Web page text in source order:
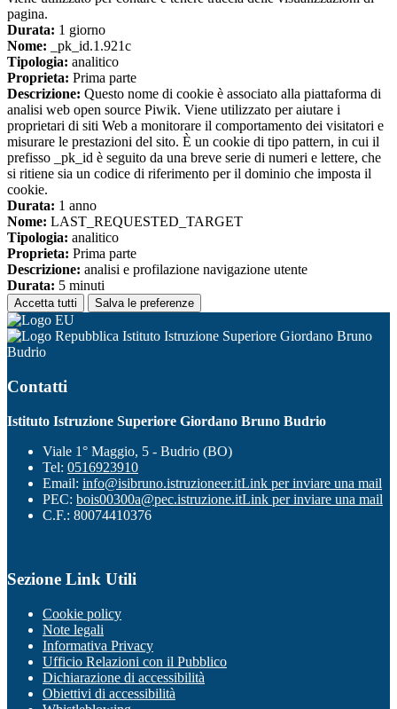
pagina.
Durata: 1 giorno
Nome: _pk_id.1.921c
Tipologia: analitico
Proprieta: Prima parte
Descrizione: Questo nome di cookie è associato alla piattaforma di
analisi web open source Piwik. Viene utilizzato per aiutare i
proprietari di siti Web a monitorare il comportamento dei visitatori e
misurare le prestazioni del sito. È un cookie di tipo pattern, in cui il
prefisso _pk_id è seguito da una breve serie di numeri e lettere, che
si ritiene sia un codice di riferimento per il dominio che imposta il
cookie.
Durata: 1 anno
Nome: LAST_REQUESTED_TARGET
Tipologia: analitico
Proprieta: Prima parte
Descrizione: analisi e profilazione navigazione utente
Durata: 5 minuti
Accetta tutti Salva le preferenze
Istituto Istruzione Superiore Giordano Bruno
Budrio
Contatti
Istituto Istruzione Superiore Giordano Bruno Budrio
Viale 1° Maggio, 5 - Budrio (BO)
Tel: 0516923910
Email: info@isibruno.istruzioneer.itLink per inviare una mail
PEC: bois00300a@pec.istruzione.itLink per inviare una mail
C.F.: 80074410376
Sezione Link Utili
Cookie policy
Note legali
Informativa Privacy
Ufficio Relazioni con il Pubblico
Dichiarazione di accessibilità
Obiettivi di accessibilità